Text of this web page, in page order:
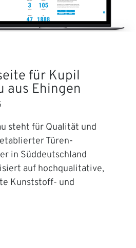
für Kupil
aus Ehingen
steht für Qualität und
Türen-
in Süddeutschland
auf hochqualitative,
Kunststoff- und